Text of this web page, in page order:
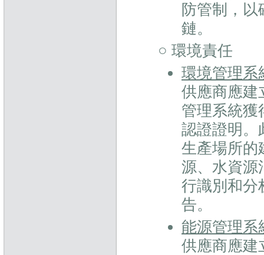
防管制，
鏈。
○ 環境責任
環境管理系
供應商應建
管理系統獲
認證證明。
生產場所的
源、水資源
行識別和分
告。
能源管理系
供應商應建